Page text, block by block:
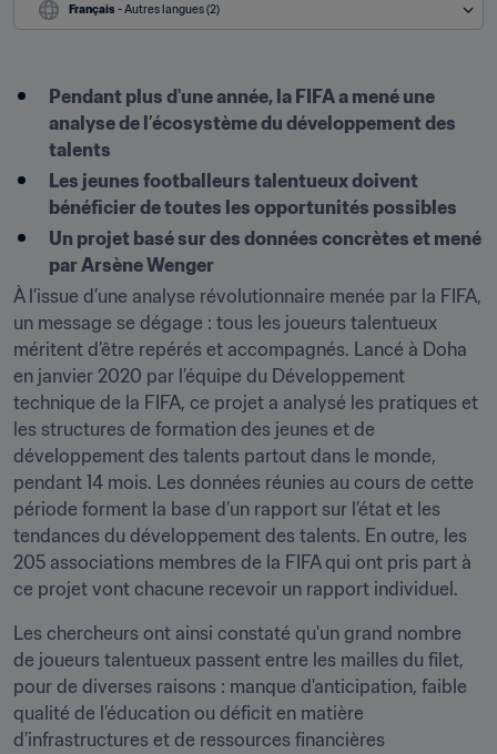
Français - Autres langues (2)
Pendant plus d'une année, la FIFA a mené une
analyse de l’écosystème du développement des
talents
Les jeunes footballeurs talentueux doivent
bénéficier de toutes les opportunités possibles
Un projet basé sur des données concrètes et mené
par Arsène Wenger
À l’issue d’une analyse révolutionnaire menée par la FIFA,
un message se dégage : tous les joueurs talentueux
méritent d’être repérés et accompagnés. Lancé à Doha
en janvier 2020 par l’équipe du Développement
technique de la FIFA, ce projet a analysé les pratiques et
les structures de formation des jeunes et de
développement des talents partout dans le monde,
pendant 14 mois. Les données réunies au cours de cette
période forment la base d’un rapport sur l’état et les
tendances du développement des talents. En outre, les
205 associations membres de la FIFA qui ont pris part à
ce projet vont chacune recevoir un rapport individuel.
Les chercheurs ont ainsi constaté qu'un grand nombre
de joueurs talentueux passent entre les mailles du filet,
pour de diverses raisons : manque d'anticipation, faible
qualité de l’éducation ou déficit en matière
d’infrastructures et de ressources financières